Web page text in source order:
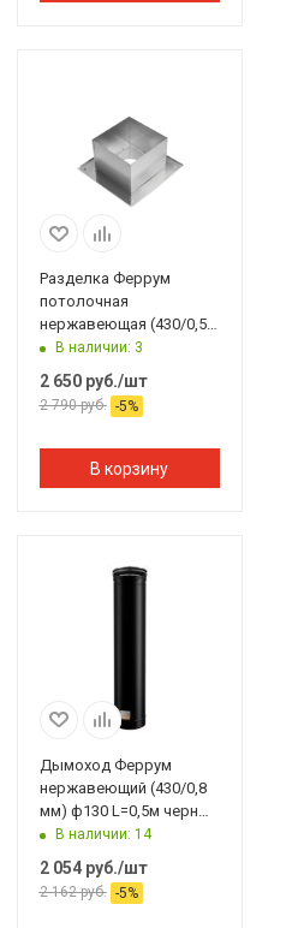
Разделка Феррум
потолочная
нержавеющая (430/0,5
мм), 500 ф120,
составная #
В наличии: 3
2 650руб./шт
2 790руб. -5%
В корзину
Дымоход Феррум
нержавеющий (430/0,8
мм) ф130 L=0,5м черный
# В наличии: 14
2 054руб./шт
2 162руб. -5%